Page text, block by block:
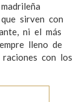
sirven con
ni el más
lleno de
con los